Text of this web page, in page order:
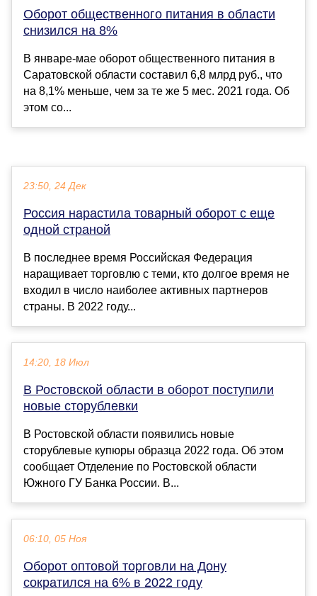
Оборот общественного питания в области
снизился на 8%
В январе-мае оборот общественного питания в
Саратовской области составил 6,8 млрд руб., что
на 8,1% меньше, чем за те же 5 мес. 2021 года. Об
этом со...
23:50, 24 Дек
Россия нарастила товарный оборот с еще
одной страной
В последнее время Российская Федерация
наращивает торговлю с теми, кто долгое время не
входил в число наиболее активных партнеров
страны. В 2022 году...
14:20, 18 Июл
В Ростовской области в оборот поступили
новые сторублевки
В Ростовской области появились новые
сторублевые купюры образца 2022 года. Об этом
сообщает Отделение по Ростовской области
Южного ГУ Банка России. В...
06:10, 05 Ноя
Оборот оптовой торговли на Дону
сократился на 6% в 2022 году